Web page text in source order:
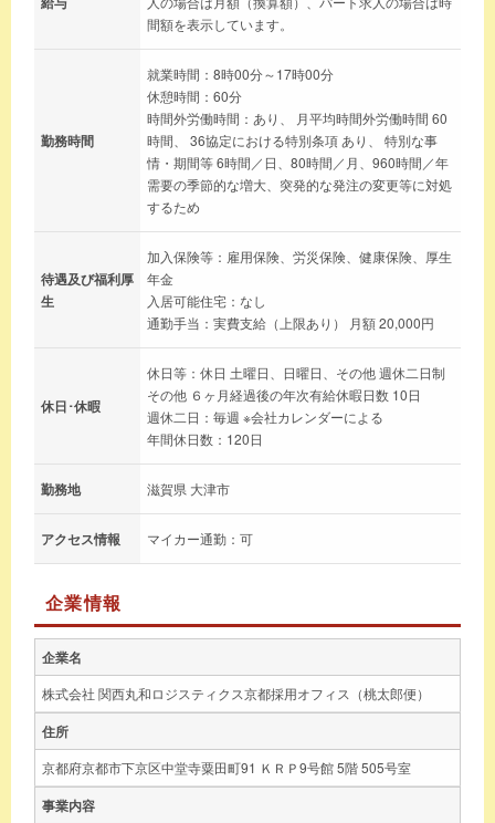
間額を表示しています。
勤務時間
就業時間：8時00分～17時00分
休憩時間：60分
時間外労働時間：あり、 月平均時間外労働時間 60
時間、 36協定における特別条項 あり、 特別な事
情・期間等 6時間／日、80時間／月、960時間／年
需要の季節的な増大、突発的な発注の変更等に対処
するため
待遇及び福利厚
生
加入保険等：雇用保険、労災保険、健康保険、厚生
年金
入居可能住宅：なし
通勤手当：実費支給（上限あり） 月額 20,000円
休日･休暇
休日等：休日 土曜日、日曜日、その他 週休二日制
その他 ６ヶ月経過後の年次有給休暇日数 10日
週休二日：毎週 ※会社カレンダーによる
年間休日数：120日
勤務地 滋賀県 大津市
アクセス情報 マイカー通勤：可
企業情報
企業名
株式会社 関西丸和ロジスティクス京都採用オフィス（桃太郎便）
住所
京都府京都市下京区中堂寺粟田町91 ＫＲＰ9号館 5階 505号室
事業内容